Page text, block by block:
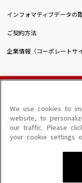
インフォマティブデータの
ご契約方法
企業情報（コーポレートサ
このサイトに掲載されている
問わず、著作権法の定める範
禁じます。
楽曲及びコンテンツは、端末
楽曲によりMYリスト保存がで
We use cookies to
website, to
our traffic. Please
your cookie settings